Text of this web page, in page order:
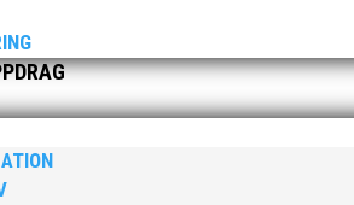
här och för oss MAI:re betyder det
i vår anrika förening om hur jag